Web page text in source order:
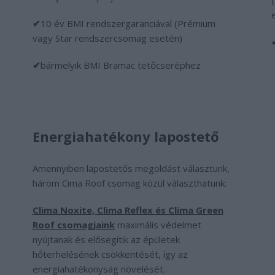
✔10 év BMI rendszergaranciával (Prémium
vagy Star rendszercsomag esetén)
✔bármelyik BMI Bramac tetőcseréphez
Energiahatékony lapostető
Amennyiben lapostetős megoldást választunk,
három Cima Roof csomag közül választhatunk:
Clima Noxite, Clima Reflex és Clima Green
Roof csomagjainkmaximális védelmet
nyújtanak és elősegítik az épületek
hőterhelésének csökkentését, így az
energiahatékonyság növelését.